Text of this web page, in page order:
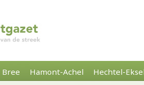
Bree Hamont-Achel Hechtel-